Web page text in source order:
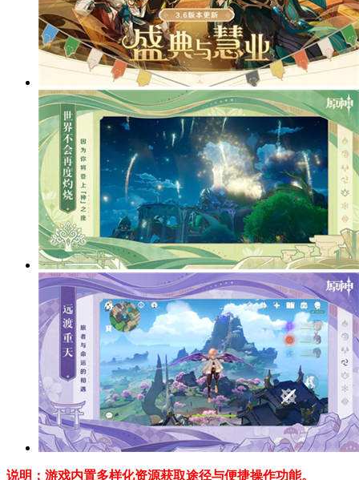
说明：游戏内置多样化资源获取途径与便捷操作功能。